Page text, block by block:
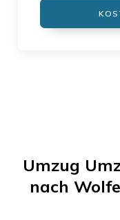
Umzug
nach